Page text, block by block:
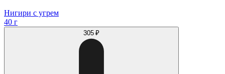
Нигири с угрем
40 г
305 ₽